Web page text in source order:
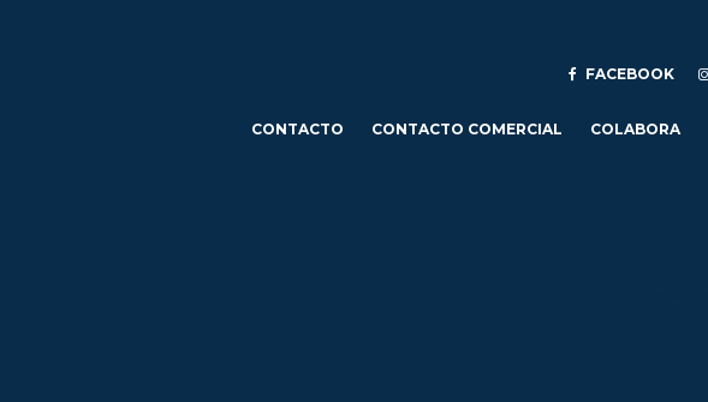
FACEBOOK
CONTACTO CONTACTO COMERCIAL COLABORA